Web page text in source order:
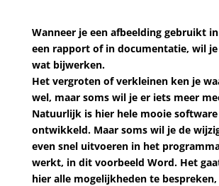
Wanneer je een afbeelding gebruikt
een rapport of in documentatie, wil je
wat bijwerken.
Het vergroten of verkleinen ken je
wel, maar soms wil je er iets meer
Natuurlijk is hier hele mooie
ontwikkeld. Maar soms wil je de
even snel uitvoeren in het
werkt, in dit voorbeeld Word. Het
hier alle mogelijkheden te bespreken,